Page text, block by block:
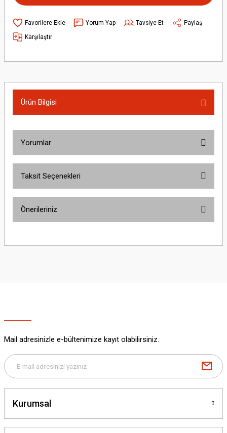
Yorum Yap Tavsiye Et
Paylaş
Karşılaştır
Ürün Bilgisi
Yorumlar
Taksit Seçenekleri
Önerileriniz
yetersiz gördüğünüz noktaları öneri formunu kullanarak tarafımıza
Bu ürüne benzer farklı alternatifler olmalı.
Mail adresinizle e-bültenimize kayıt olabilirsiniz.
Kurumsal